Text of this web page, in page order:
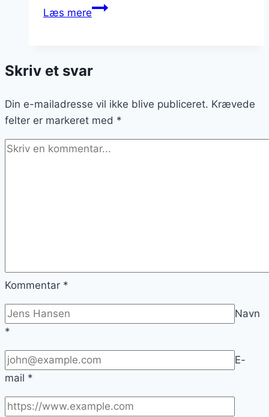
Læs merePassionsfrugt
en
drik
Skriv et svar
Din e-mailadresse vil ikke blive publiceret. Krævede
felter er markeret med *
Kommentar *
Navn
*
E-
mail *